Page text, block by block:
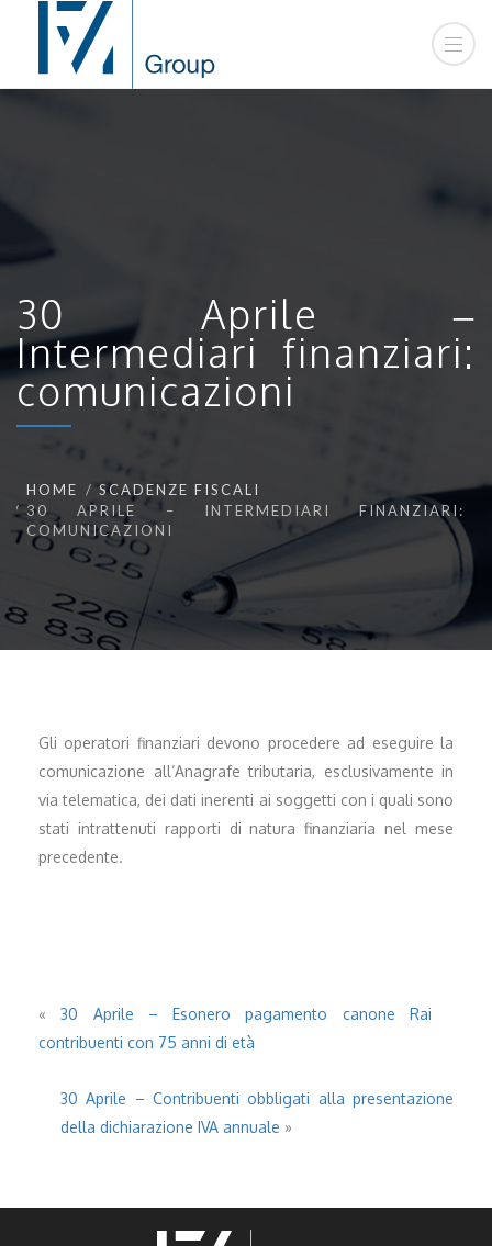
30 Aprile –
Intermediari finanziari:
comunicazioni
HOME
SCADENZE FISCALI
30 APRILE – INTERMEDIARI FINANZIARI:
COMUNICAZIONI
Gli operatori finanziari devono procedere ad eseguire la
comunicazione all’Anagrafe tributaria, esclusivamente in
via telematica, dei dati inerenti ai soggetti con i quali sono
stati intrattenuti rapporti di natura finanziaria nel mese
precedente.
«30 Aprile – Esonero pagamento canone Rai
contribuenti con 75 anni di età
30 Aprile – Contribuenti obbligati alla presentazione
della dichiarazione IVA annuale »